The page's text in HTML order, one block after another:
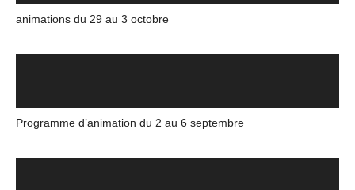
animations du 29 au 3 octobre
Programme d’animation du 2 au 6 septembre